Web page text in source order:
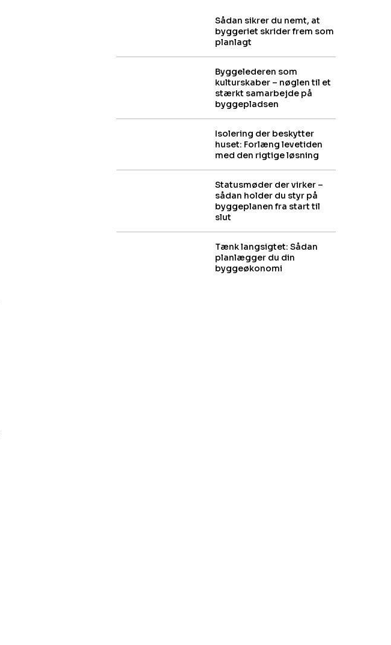
Sådan sikrer du nemt, at
byggeriet skrider frem som
planlagt
Byggelederen som
kulturskaber – nøglen til et
stærkt samarbejde på
byggepladsen
Isolering der beskytter
huset: Forlæng levetiden
med den rigtige løsning
Statusmøder der virker –
sådan holder du styr på
byggeplanen fra start til
slut
Tænk langsigtet: Sådan
planlægger du din
byggeøkonomi